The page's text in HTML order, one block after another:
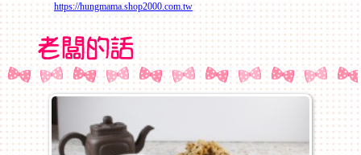
https://hungmama.shop2000.com.tw